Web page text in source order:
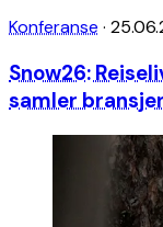
Konferanse ·
Snow26:
samler